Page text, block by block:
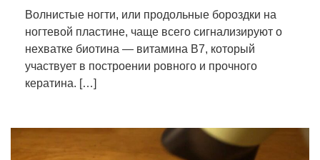
Волнистые ногти, или продольные бороздки на
ногтевой пластине, чаще всего сигнализируют о
нехватке биотина — витамина B7, который
участвует в построении ровного и прочного
кератина. […]